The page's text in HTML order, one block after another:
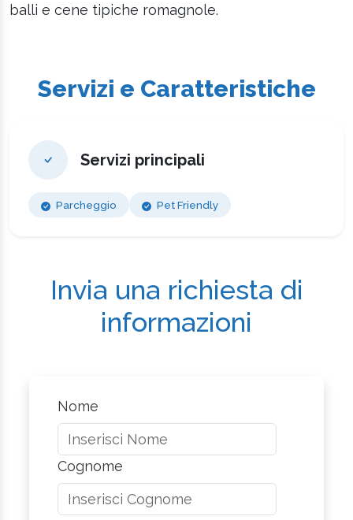
balli e cene tipiche romagnole.
Servizi e Caratteristiche
Servizi principali
Parcheggio Pet Friendly
Invia una richiesta di
informazioni
Nome
Cognome